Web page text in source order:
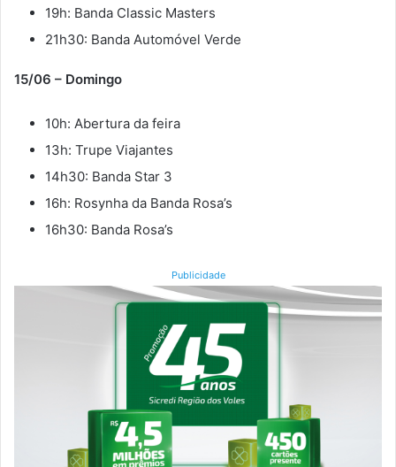
19h: Banda Classic Masters
21h30: Banda Automóvel Verde
15/06 – Domingo
10h: Abertura da feira
13h: Trupe Viajantes
14h30: Banda Star 3
16h: Rosynha da Banda Rosa’s
16h30: Banda Rosa’s
Publicidade